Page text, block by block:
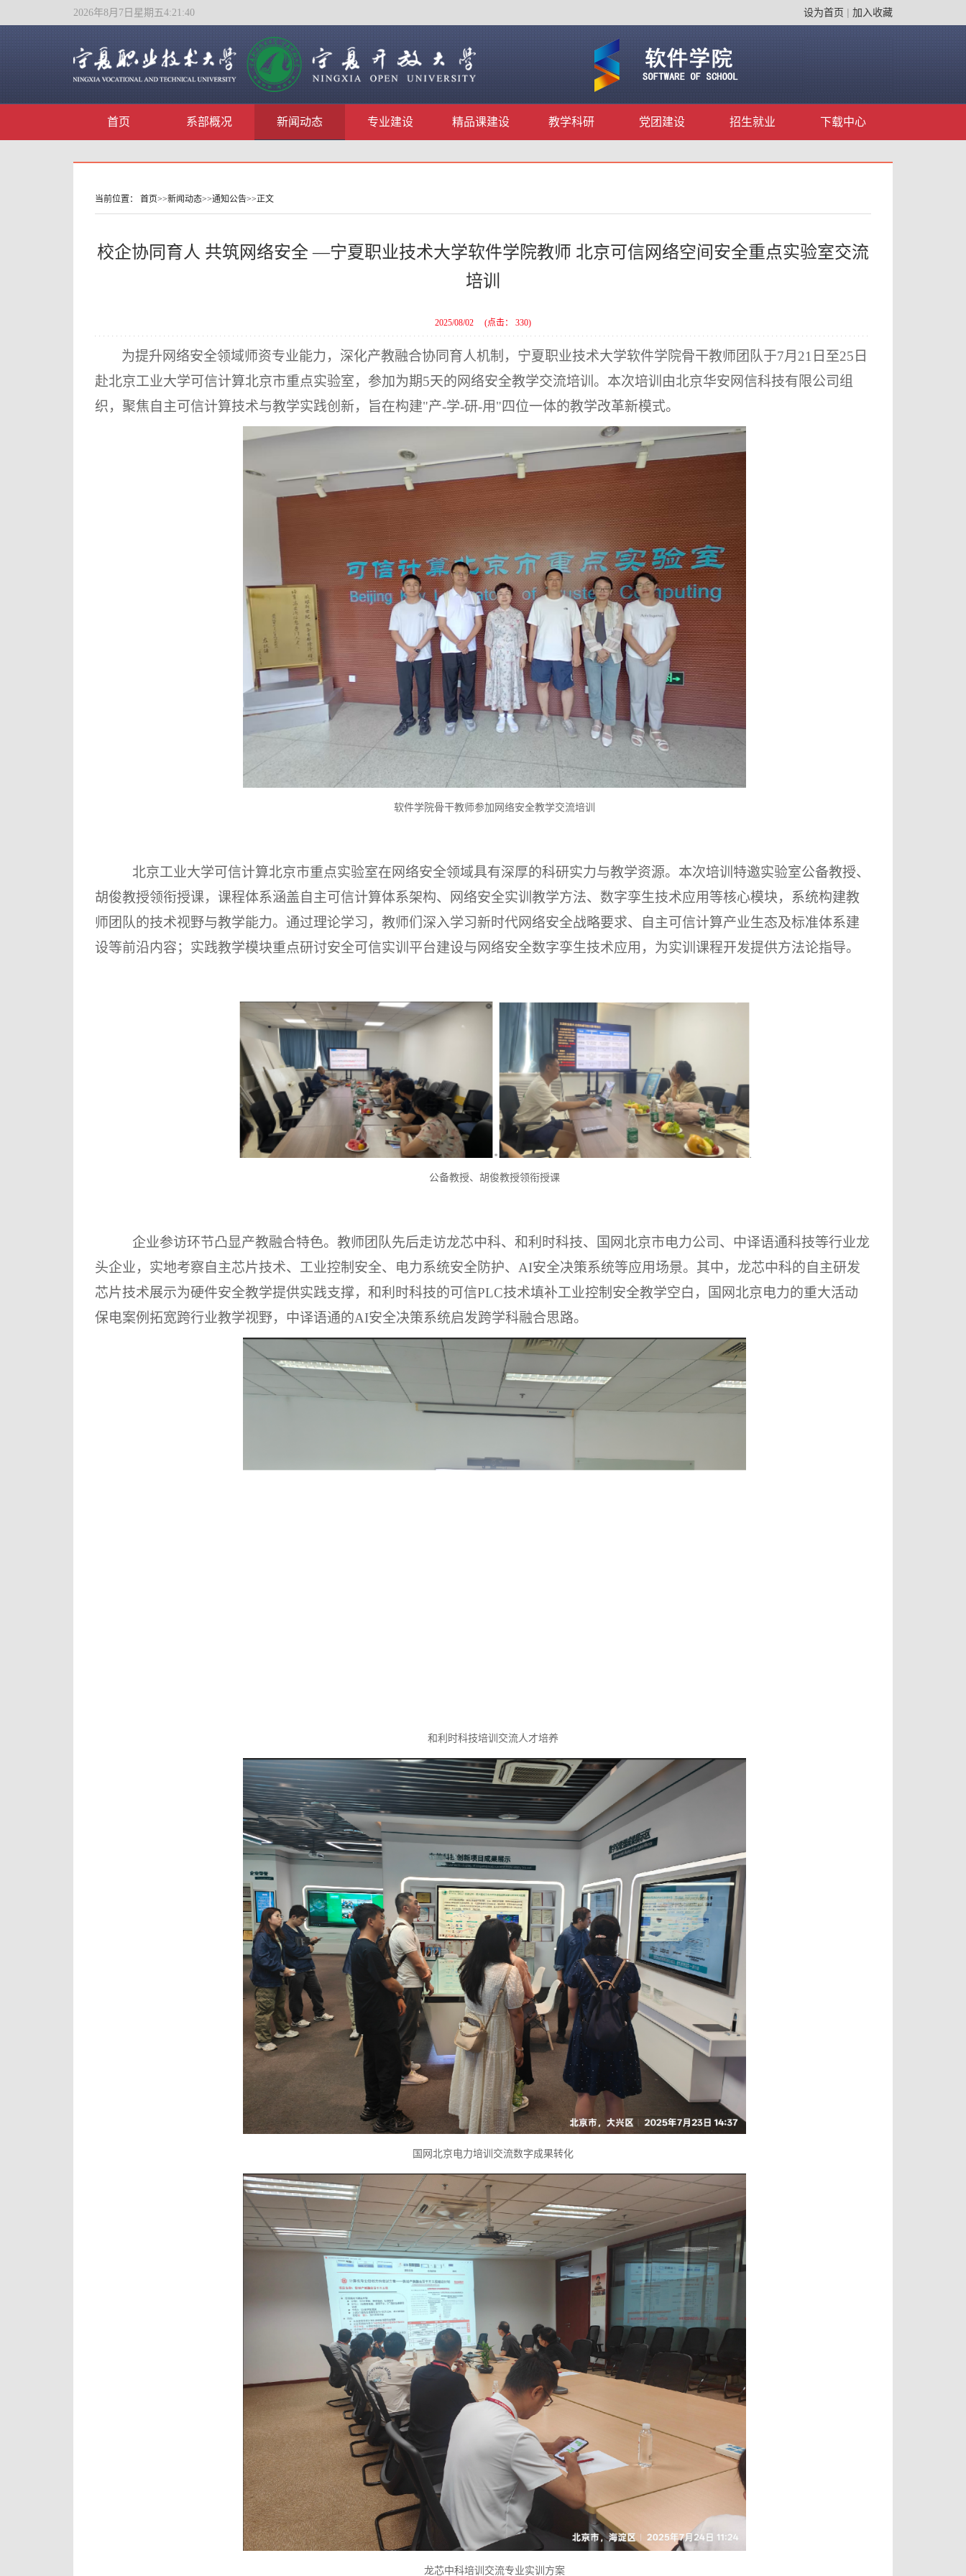
2026年8月7日星期五4:21:42 设为首页 | 加入收藏
首页 系部概况 新闻动态 专业建设 精品课建设 教学科研 党团建设 招生就业 下载中心
当前位置： 首页>>新闻动态>>通知公告>>正文
校企协同育人 共筑网络安全 —宁夏职业技术大学软件学院教师 北京可信网络空间安全重点实验室交流
培训
2025/08/02 (点击： 330)
为提升网络安全领域师资专业能力，深化产教融合协同育人机制，宁夏职业技术大学软件学院骨干教师团队于7月21日至25日
赴北京工业大学可信计算北京市重点实验室，参加为期5天的网络安全教学交流培训。本次培训由北京华安网信科技有限公司组
织，聚焦自主可信计算技术与教学实践创新，旨在构建"产-学-研-用"四位一体的教学改革新模式。
软件学院骨干教师参加网络安全教学交流培训
北京工业大学可信计算北京市重点实验室在网络安全领域具有深厚的科研实力与教学资源。本次培训特邀实验室公备教授、
胡俊教授领衔授课，课程体系涵盖自主可信计算体系架构、网络安全实训教学方法、数字孪生技术应用等核心模块，系统构建教
师团队的技术视野与教学能力。通过理论学习，教师们深入学习新时代网络安全战略要求、自主可信计算产业生态及标准体系建
设等前沿内容；实践教学模块重点研讨安全可信实训平台建设与网络安全数字孪生技术应用，为实训课程开发提供方法论指导。
公备教授、胡俊教授领衔授课
企业参访环节凸显产教融合特色。教师团队先后走访龙芯中科、和利时科技、国网北京市电力公司、中译语通科技等行业龙
头企业，实地考察自主芯片技术、工业控制安全、电力系统安全防护、 AI安全决策系统等应用场景。其中，龙芯中科的 自主研发
芯片技术展示为硬件安全教学提供实践支撑，和利时科技的可信PLC技术填补工业控制安全教学空白，国网北京电力的重大活动
保电案例拓宽跨行业教学视野，中译语通的AI安全决策系统启发跨学科融合思路。
和利时科技培训交流人才培养
国网北京电力培训交流数字成果转化
龙芯中科培训交流专业实训方案